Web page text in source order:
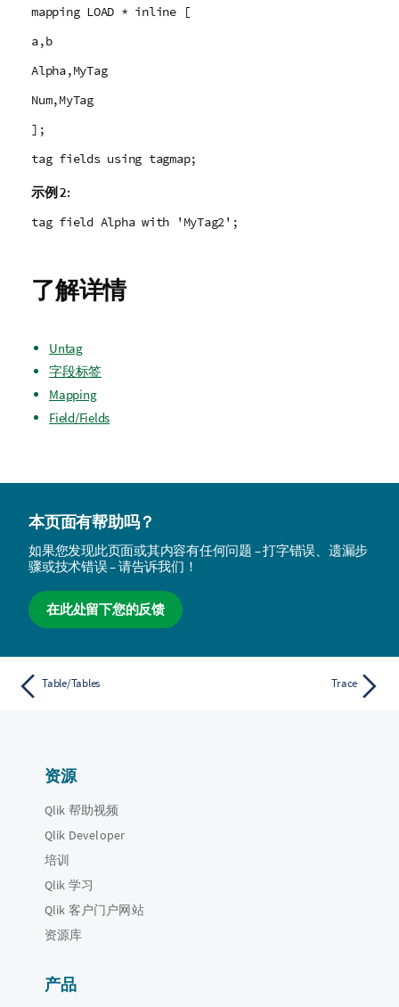
mapping LOAD * inline [
a,b
Alpha,MyTag
Num,MyTag
];
tag fields using tagmap;
示例 2:
tag field Alpha with 'MyTag2';
了解详情
Untag
字段标签
Mapping
Field/Fields
本页面有帮助吗？
如果您发现此页面或其内容有任何问题 – 打字错误、遗漏步
骤或技术错误 – 请告诉我们！
在此处留下您的反馈
Table/Tables Trace
资源
Qlik 帮助视频
Qlik Developer
培训
Qlik 学习
Qlik 客户门户网站
资源库
产品